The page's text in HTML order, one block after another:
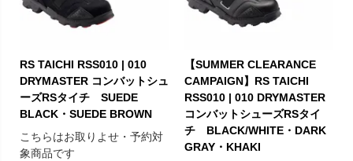
RS TAICHI RSS010 | 010
DRYMASTER コンバットシュ
ーズRSタイチ SUEDE
BLACK・SUEDE BROWN
こちらはお取りよせ・予約対
象商品です
【SUMMER CLEARANCE
CAMPAIGN】RS TAICHI
RSS010 | 010 DRYMASTER
コンバットシューズRSタイ
チ BLACK/WHITE・DARK
GRAY・KHAKI